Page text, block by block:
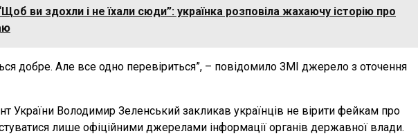
ви здохли і не їхали сюди”: українка розповіла жахаючу історію про
добре. Але все одно перевіриться”, – повідомило ЗМІ джерело з оточення
України Володимир Зеленський закликав українців не вірити фейкам про
лише офіційними джерелами інформації органів державної влади.